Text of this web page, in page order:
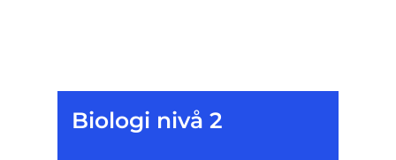
Biologi nivå 2